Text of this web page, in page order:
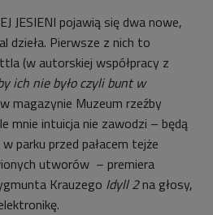
JESIENI pojawią się dwa nowe,
dzieła. Pierwsze z nich to
(w autorskiej współpracy z
ich nie było czyli bunt w
magazynie Muzeum rzeźby
mnie intuicja nie zawodzi – będą
parku przed pałacem tejże
utworów – premiera
Krauzego Idyll 2na głosy,